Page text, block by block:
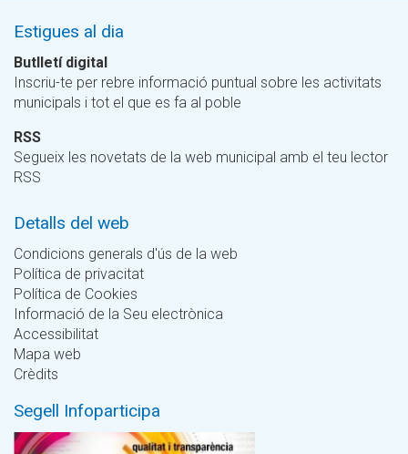
Estigues al dia
Butlletí digital
Inscriu-te per rebre informació puntual sobre les activitats
municipals i tot el que es fa al poble
RSS
Segueix les novetats de la web municipal amb el teu lector
RSS
Detalls del web
Condicions generals d'ús de la web
Política de privacitat
Política de Cookies
Informació de la Seu electrònica
Accessibilitat
Mapa web
Crèdits
Segell Infoparticipa